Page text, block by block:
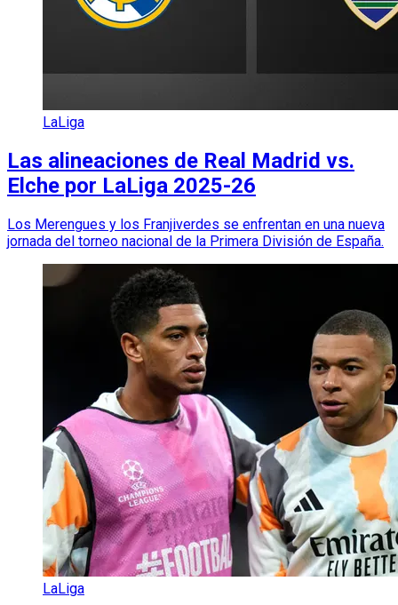
LaLiga
Las alineaciones de Real Madrid vs.
Elche por LaLiga 2025-26
Los Merengues y los Franjiverdes se enfrentan en una nueva
jornada del torneo nacional de la Primera División de España.
LaLiga